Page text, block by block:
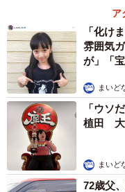
り、こうしたユーザー
ら、すぐに修理や買い
れます。
◇修理に出した
・自分ではどうしよ
・保証期間内だったか
・プロにお任せしたか
◇買い替えた
ア
「化け
雰囲気
が」「
まいど
「ウソ
植田 大
まいど
72歳父